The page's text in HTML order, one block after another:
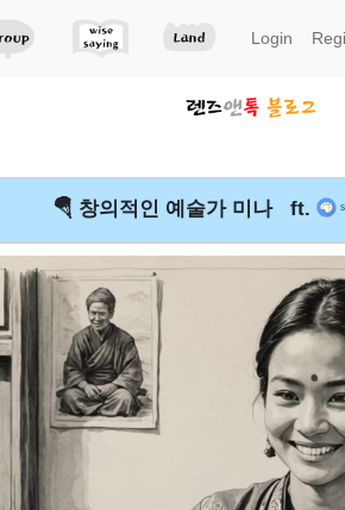
Login
🪂 창의적인 예술가 미나 ft.